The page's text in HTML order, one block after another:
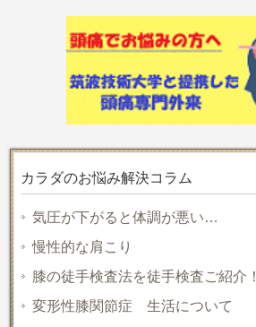
カラダのお悩み解決コラム
気圧が下がると体調が悪い…
慢性的な肩こり
膝の徒手検査法を徒手検査ご紹介！
変形性膝関節症 生活について